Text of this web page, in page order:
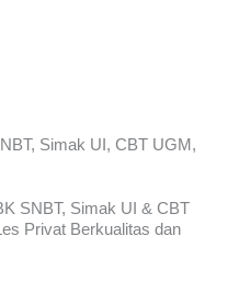
Simak UI, CBT UGM,
SNBT, Simak UI & CBT
Privat Berkualitas dan